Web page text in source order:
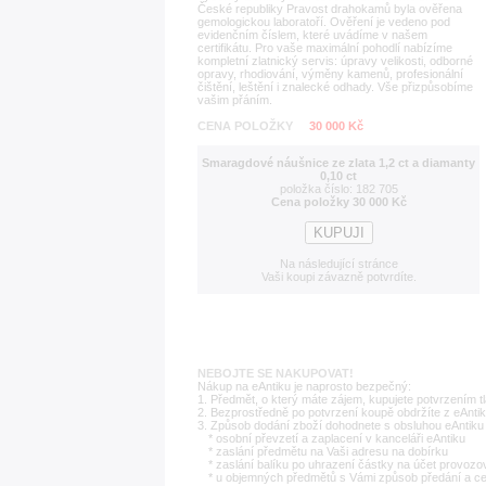
České republiky Pravost drahokamů byla ověřena
gemologickou laboratoří. Ověření je vedeno pod
evidenčním číslem, které uvádíme v našem
certifikátu. Pro vaše maximální pohodlí nabízíme
kompletní zlatnický servis: úpravy velikosti, odborné
opravy, rhodiování, výměny kamenů, profesionální
čištění, leštění i znalecké odhady. Vše přizpůsobíme
vašim přáním.
CENA POLOŽKY
30 000 Kč
Smaragdové náušnice ze zlata 1,2 ct a diamanty
0,10 ct
položka číslo: 182 705
Cena položky 30 000 Kč
Na následující stránce
Vaši koupi závazně potvrdíte.
NEBOJTE SE NAKUPOVAT!
Nákup na eAntiku je naprosto bezpečný:
1. Předmět, o který máte zájem, kupujete potvrzením
2. Bezprostředně po potvrzení koupě obdržíte z
3. Způsob dodání zboží dohodnete s obsluhou
* osobní převzetí a zaplacení v kanceláři eAntiku
* zaslání předmětu na Vaši adresu na dobírku
* zaslání balíku po uhrazení částky na účet
* u objemných předmětů s Vámi způsob předání a